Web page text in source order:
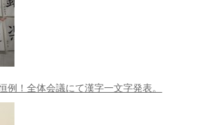
例！全体会議にて漢字一文字発表。